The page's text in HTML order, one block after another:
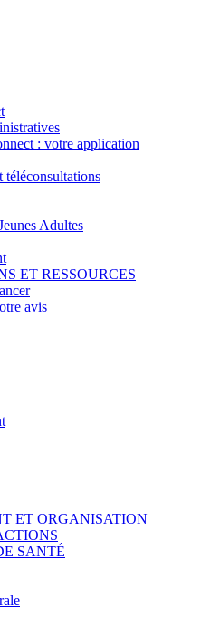
: votre application
téléconsultations
Adultes
ET RESSOURCES
avis
ET ORGANISATION
SANTÉ